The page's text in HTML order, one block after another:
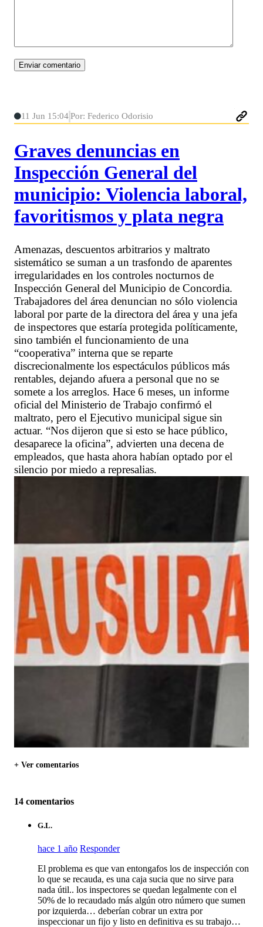
11 Jun 15:04Por: Federico Odorisio
Graves denuncias en
Inspección General del
municipio: Violencia laboral,
favoritismos y plata negra
Amenazas, descuentos arbitrarios y maltrato
sistemático se suman a un trasfondo de aparentes
irregularidades en los controles nocturnos de
Inspección General del Municipio de Concordia.
Trabajadores del área denuncian no sólo violencia
laboral por parte de la directora del área y una jefa
de inspectores que estaría protegida políticamente,
sino también el funcionamiento de una
“cooperativa” interna que se reparte
discrecionalmente los espectáculos públicos más
rentables, dejando afuera a personal que no se
somete a los arreglos. Hace 6 meses, un informe
oficial del Ministerio de Trabajo confirmó el
maltrato, pero el Ejecutivo municipal sigue sin
actuar. “Nos dijeron que si esto se hace público,
desaparece la oficina”, advierten una decena de
empleados, que hasta ahora habían optado por el
silencio por miedo a represalias.
+ Ver comentarios
14 comentarios
G.L.
hace 1 año Responder
El problema es que van entongafos los de inspección con
lo que se recauda, es una caja sucia que no sirve para
nada útil.. los inspectores se quedan legalmente con el
50% de lo recaudado más algún otro número que sumen
por izquierda… deberían cobrar un extra por
inspeccionar un fijo y listo en definitiva es su trabajo…